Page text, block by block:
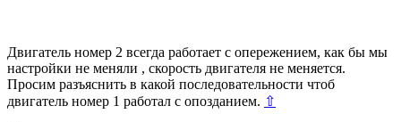
Двигатель номер 2 всегда работает с опережением, как бы мы
настройки не меняли , скорость двигателя не меняется.
Просим разъяснить в какой последовательности чтоб
двигатель номер 1 работал с опозданием. ⇧